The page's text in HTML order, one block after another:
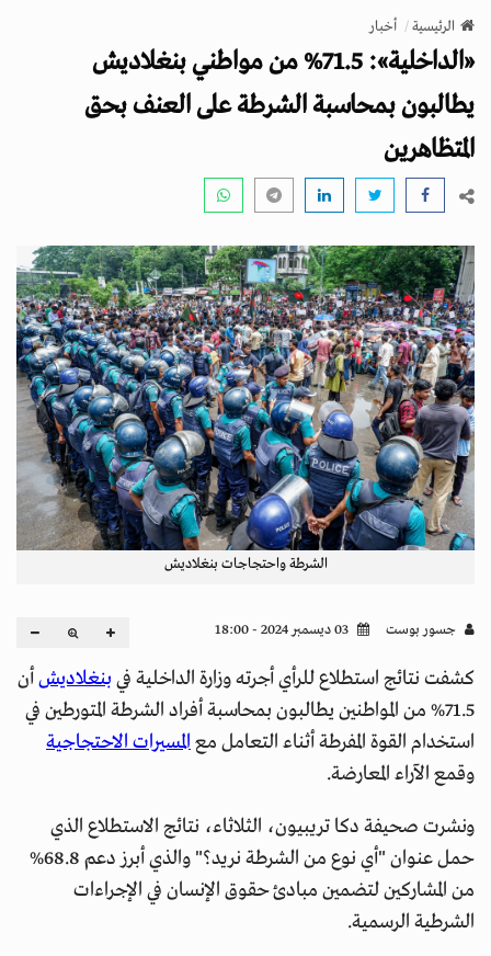
v
g
a
i
o
الرئيسية أخبار
«الداخلية»: 71.5% من مواطني بنغلاديش
يطالبون بمحاسبة الشرطة على العنف بحق
المتظاهرين
الشرطة واحتجاجات بنغلاديش
جسور بوست
كشفت نتائج استطلاع للرأي أجرته وزارة الداخلية في بنغلاديش أن
71.5% من المواطنين يطالبون بمحاسبة أفراد الشرطة المتورطين في
استخدام القوة المفرطة أثناء التعامل معالمسيرات الاحتجاجية
وقمع الآراء المعارضة.
ونشرت صحيفة دكا تريبيون، الثلاثاء، نتائج الاستطلاع الذي
حمل عنوان "أي نوع من الشرطة نريد؟" والذي أبرز دعم 68.8%
من المشاركين لتضمين مبادئ حقوق الإنسان في الإجراءات
الشرطية الرسمية.